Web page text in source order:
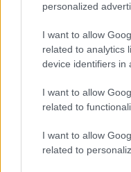
personalized
I want to allow
related to analytics
device identifiers in
I want to allow
related to
I want to allow
related to
COTIZACIONES
(BTC)